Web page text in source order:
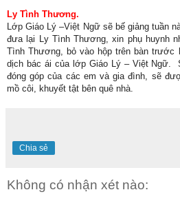
Ly Tình Thương.
Lớp Giáo Lý –Việt Ngữ sẽ bế giảng tuần
đưa lại Ly Tình Thương, xin phụ huynh
Tình Thương, bỏ vào hộp trên bàn
dịch bác ái của lớp Giáo Lý – Việt Ngữ.
đóng góp của các em và gia đình, sẽ
mồ côi, khuyết tật bên quê nhà.
Chia sẻ
Không có nhận xét nào: